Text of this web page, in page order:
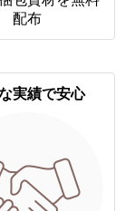
配布
実績で安心